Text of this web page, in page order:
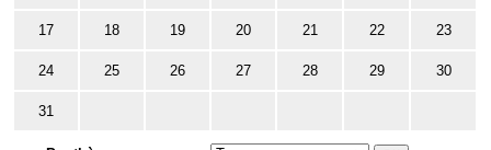
17 18 19 20 21 22 23
24 25 26 27 28 29 30
31